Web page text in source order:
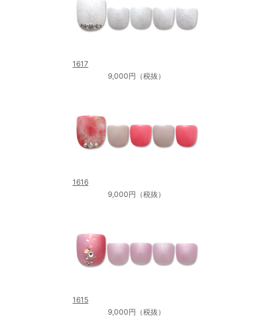
1617
9,000円（税抜）
1616
9,000円（税抜）
1615
9,000円（税抜）